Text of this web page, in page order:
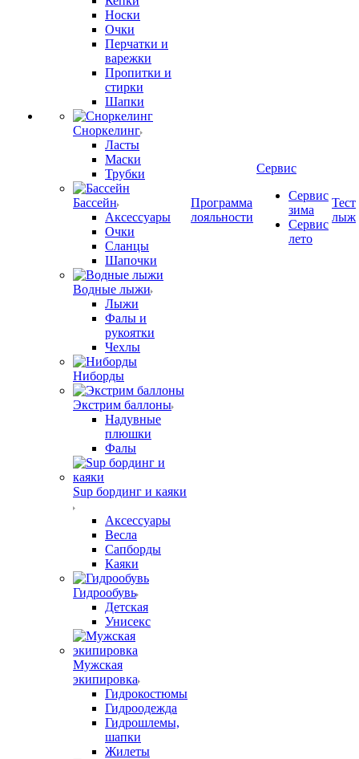
Носки
Очки
Перчатки и
варежки
Пропитки и
стирки
Шапки
Сноркелинг
Ласты
Маски
Трубки
Бассейн
Аксессуары
Очки
Сланцы
Шапочки
Водные лыжи
Лыжи
Фалы и
рукоятки
Чехлы
Ниборды
Экстрим баллоны
Надувные
плюшки
Фалы
Sup бординг и каяки
Аксессуары
Весла
Сапборды
Каяки
Гидрообувь
Детская
Унисекс
Мужская
экипировка
Гидрокостюмы
Гидроодежда
Гидрошлемы,
шапки
Жилеты
Программа
лояльности
Сервис
Сервис
зима
Сервис
лето
Тест
лыж